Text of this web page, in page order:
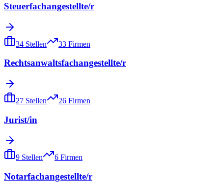
Steuerfachangestellte/r
34 Stellen 33 Firmen
Rechtsanwaltsfachangestellte/r
27 Stellen 26 Firmen
Jurist/in
9 Stellen 6 Firmen
Notarfachangestellte/r